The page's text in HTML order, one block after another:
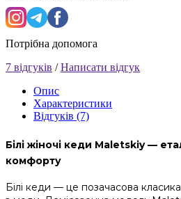
Потрібна допомога
7 відгуків /Написати відгук
Опис
Характеристики
Відгуків (7)
Білі жіночі кеди Maletskiy —
комфорту
Білі кеди — це позачасова